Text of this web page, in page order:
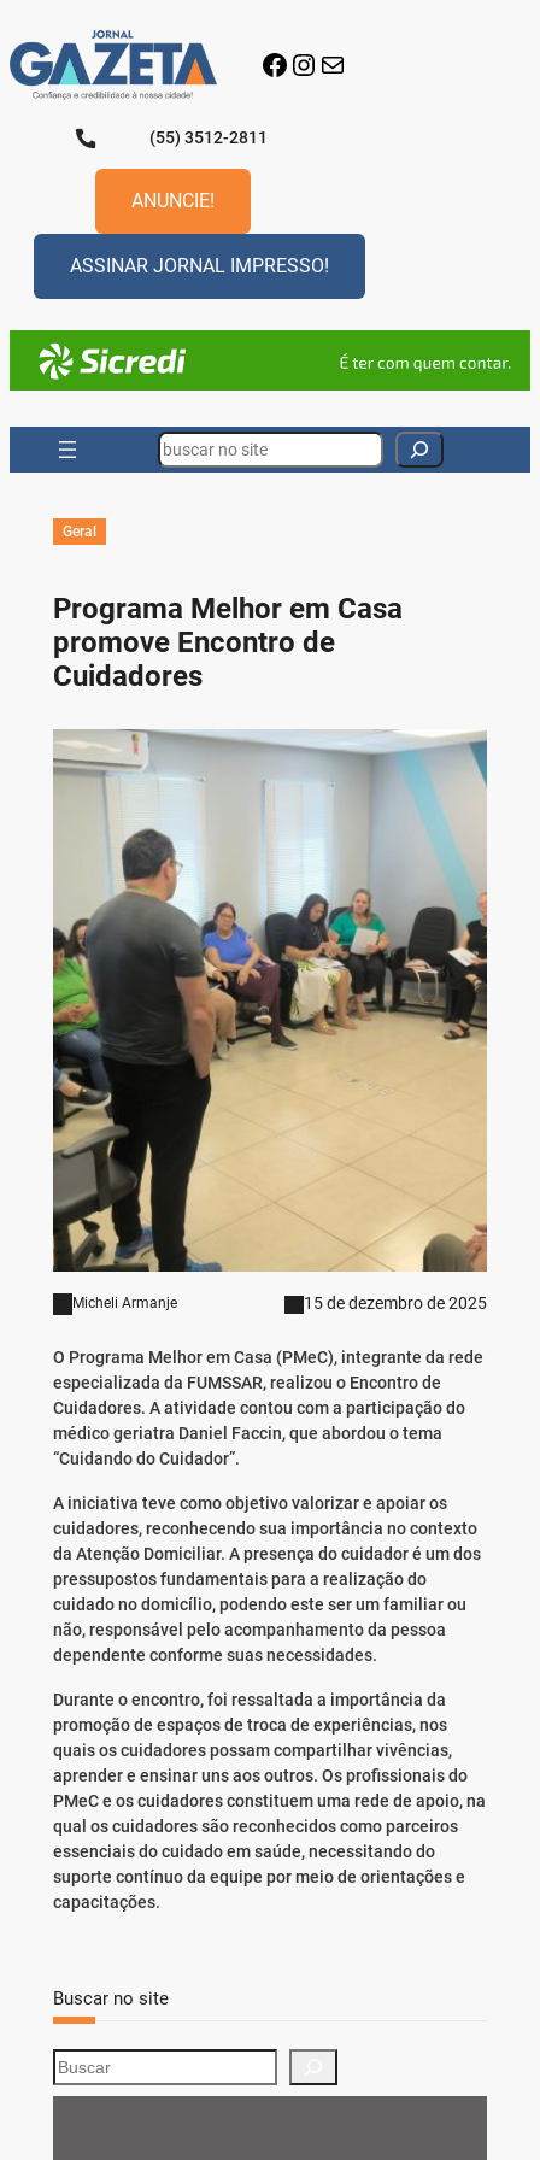
para
o
conteúdo
Facebook
Instagram
E-mail
(55) 3512-2811
ANUNCIE!
ASSINAR JORNAL IMPRESSO!
Search
Geral
Programa Melhor em Casa
promove Encontro de
Cuidadores
Micheli Armanje 15 de dezembro de 2025
O Programa Melhor em Casa (PMeC), integrante da rede
especializada da FUMSSAR, realizou o Encontro de
Cuidadores. A atividade contou com a participação do
médico geriatra Daniel Faccin, que abordou o tema
“Cuidando do Cuidador”.
A iniciativa teve como objetivo valorizar e apoiar os
cuidadores, reconhecendo sua importância no contexto
da Atenção Domiciliar. A presença do cuidador é um dos
pressupostos fundamentais para a realização do
cuidado no domicílio, podendo este ser um familiar ou
não, responsável pelo acompanhamento da pessoa
dependente conforme suas necessidades.
Durante o encontro, foi ressaltada a importância da
promoção de espaços de troca de experiências, nos
quais os cuidadores possam compartilhar vivências,
aprender e ensinar uns aos outros. Os profissionais do
PMeC e os cuidadores constituem uma rede de apoio, na
qual os cuidadores são reconhecidos como parceiros
essenciais do cuidado em saúde, necessitando do
suporte contínuo da equipe por meio de orientações e
capacitações.
Buscar no site
S
e